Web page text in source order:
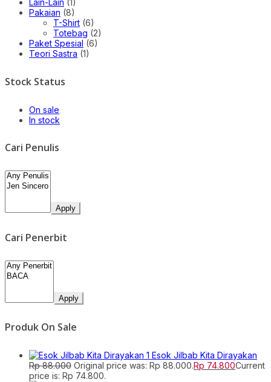
Lain-Lain (1)
Pakaian (8)
T-Shirt (6)
Totebag (2)
Paket Spesial (6)
Teori Sastra (1)
Stock Status
On sale
In stock
Cari Penulis
Apply
Cari Penerbit
Apply
Produk On Sale
Esok Jilbab Kita Dirayakan
Rp88.000 Original price was: Rp 88.000.Rp 74.800Current
price is: Rp 74.800.